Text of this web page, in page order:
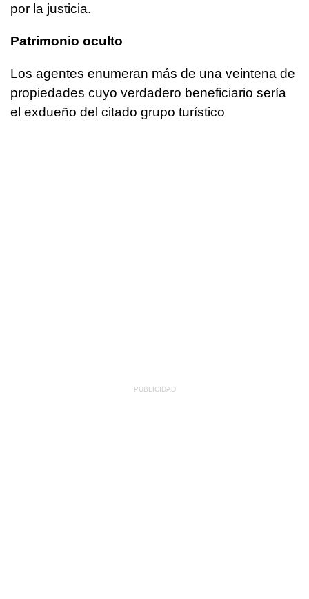
por la justicia.
Patrimonio oculto
Los agentes enumeran más de una veintena de
propiedades cuyo verdadero beneficiario sería
el exdueño del citado grupo turístico